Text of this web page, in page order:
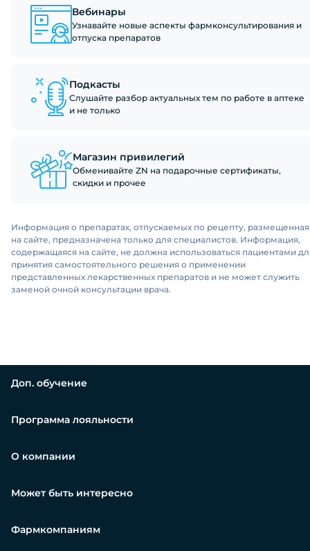
Вебинары
Узнавайте новые аспекты фармконсультирования и
отпуска препаратов
Подкасты
Слушайте разбор актуальных тем по работе в аптеке
и не только
Магазин привилегий
Обменивайте ZN на подарочные сертификаты,
скидки и прочее
Информация о препаратах, отпускаемых по рецепту, размещенная
на сайте, предназначена только для специалистов. Информация,
содержащаяся на сайте, не должна использоваться пациентами
принятия самостоятельного решения о применении
представленных лекарственных препаратов и не может служить
заменой очной консультации врача.
Доп. обучение
Программа лояльности
О компании
Может быть интересно
Фармкомпаниям